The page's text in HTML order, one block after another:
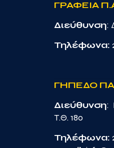
ΓΡΑΦΕΙΑ
Διεύθυνση:
Τηλέφωνα:
ΓΗΠΕΔΟ
Διεύθυνση:
Τ.Θ. 180
Τηλέφωνα: